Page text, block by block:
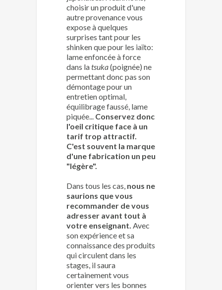
choisir un produit d'une
autre provenance vous
expose à quelques
surprises tant pour les
shinken que pour les iaïto:
lame enfoncée à force
dans latsuka(poignée) ne
permettant donc pas son
démontage pour un
entretien optimal,
équilibrage faussé, lame
piquée... Conservez donc
l'oeil critique face à un
tarif trop attractif.
C'est souvent la marque
d'une fabrication un peu
"légère".
Dans tous les cas, nous ne
saurions que vous
recommander de vous
adresser avant tout à
votre enseignant. Avec
son expérience et sa
connaissance des produits
qui circulent dans les
stages, il saura
certainement vous
orienter vers les bonnes